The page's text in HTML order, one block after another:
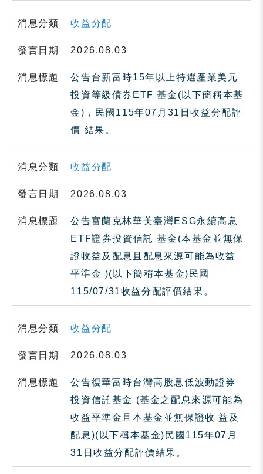
消息分類 收益分配
發言日期 2026.08.03
消息標題
公告台新富時15年以上特選產業美元
投資等級債券ETF 基金(以下簡稱本基
金)，民國115年07月31日收益分配評
價 結果。
消息分類 收益分配
發言日期 2026.08.03
消息標題
公告富蘭克林華美臺灣ESG永續高息
ETF證券投資信託 基金(本基金並無保
證收益及配息且配息來源可能為收益
平準金 )(以下簡稱本基金)民國
115/07/31收益分配評價結果。
消息分類 收益分配
發言日期 2026.08.03
消息標題
公告復華富時台灣高股息低波動證券
投資信託基金 (基金之配息來源可能為
收益平準金且本基金並無保證收 益及
配息)(以下稱本基金)民國115年07月
31日收益分配評價結果。